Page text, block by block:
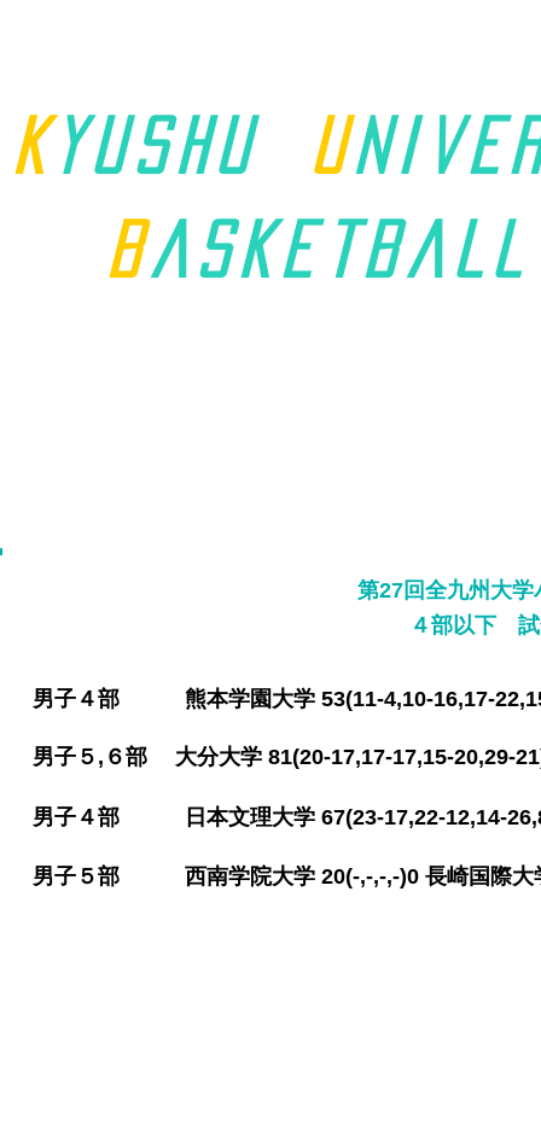
K yushu u
Basket ball
第27回全九州大
４部以下
男子４部 熊本学園大学 53(11-4,10-16,17-
男子５,６部 大分大学 81(20-17,17-17,15-20,29-
男子４部 日本文理大学 67(23-17,22-12,14-
男子５部 西南学院大学 20(-,-,-,-)0 長崎国際大